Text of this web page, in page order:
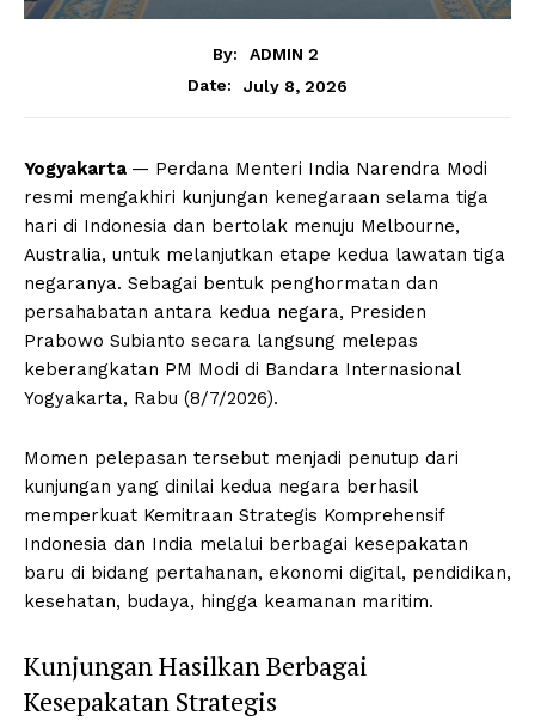
By:
ADMIN 2
Date:
July 8, 2026
Yogyakarta — Perdana Menteri India Narendra Modi
resmi mengakhiri kunjungan kenegaraan selama tiga
hari di Indonesia dan bertolak menuju Melbourne,
Australia, untuk melanjutkan etape kedua lawatan tiga
negaranya. Sebagai bentuk penghormatan dan
persahabatan antara kedua negara, Presiden
Prabowo Subianto secara langsung melepas
keberangkatan PM Modi di Bandara Internasional
Yogyakarta, Rabu (8/7/2026).
Momen pelepasan tersebut menjadi penutup dari
kunjungan yang dinilai kedua negara berhasil
memperkuat Kemitraan Strategis Komprehensif
Indonesia dan India melalui berbagai kesepakatan
baru di bidang pertahanan, ekonomi digital, pendidikan,
kesehatan, budaya, hingga keamanan maritim.
Kunjungan Hasilkan Berbagai
Kesepakatan Strategis